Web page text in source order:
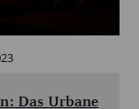
Das Urbane